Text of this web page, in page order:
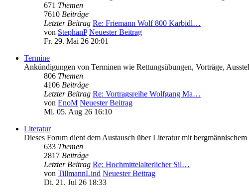
671 Themen
7610 Beiträge
Letzter Beitrag Re: Friemann Wolf 800 Karbidl…
von StephanP Neuester Beitrag
Fr. 29. Mai 26 20:01
Termine
Ankündigungen von Terminen wie Rettungsübungen, Vorträge,
806 Themen
4106 Beiträge
Letzter Beitrag Re: Vortragsreihe Wolfgang Ma…
von EnoM Neuester Beitrag
Mi. 05. Aug 26 16:10
Literatur
Dieses Forum dient dem Austausch über Literatur mit
633 Themen
2817 Beiträge
Letzter Beitrag Re: Hochmittelalterlicher Sil…
von TillmannLind Neuester Beitrag
Di. 21. Jul 26 18:33